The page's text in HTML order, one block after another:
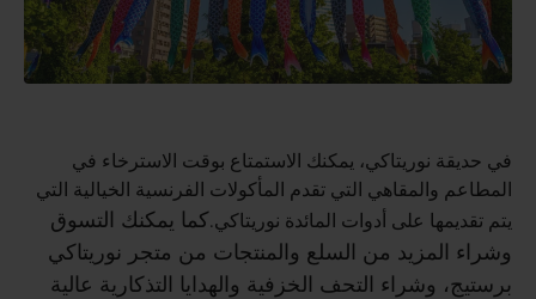
في حديقة نوريتاكي، يمكنك الاستمتاع بوقت الاسترخاء في
المطاعم والمقاهي التي تقدم المأكولات الفرنسية الخيالية التي
يتم تقديمها على أدوات المائدة نوريتاكي.كما يمكنك التسوق
وشراء المزيد من السلع والمنتجات من متجر نوريتاكي
برستيج، وشراء التحف الخزفية والهدايا التذكارية عالية